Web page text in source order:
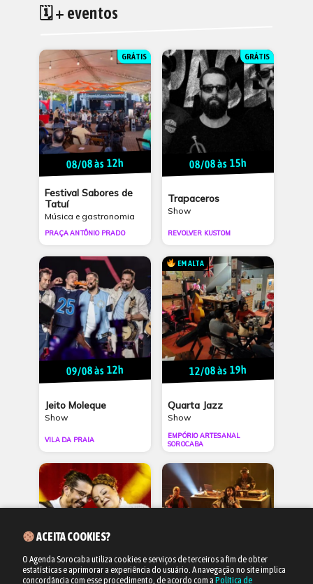
🗓 + eventos
GRÁTIS
08/08 às 12h
Festival Sabores de
Tatuí
Música e gastronomia
PRAÇA ANTÔNIO PRADO
GRÁTIS
08/08 às 15h
Trapaceros
Show
REVOLVER KUSTOM
09/08 às 12h
Jeito Moleque
Show
VILA DA PRAIA
EM ALTA
12/08 às 19h
Quarta Jazz
Show
EMPÓRIO ARTESANAL
SOROCABA
19/09 às 19h 17/10 às 20h
ACEITA COOKIES?
O Agenda Sorocaba utiliza cookies e serviços de terceiros a fim de obter
estatísticas e aprimorar a experiência do usuário. A navegação no site implica
concordância com esse procedimento, de acordo com a Política de